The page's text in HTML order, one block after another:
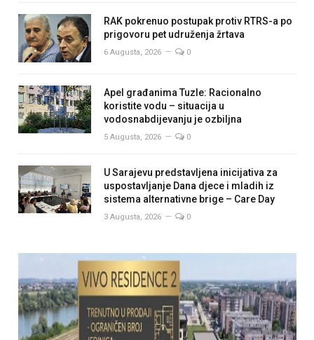
RAK pokrenuo postupak protiv RTRS-a po
prigovoru pet udruženja žrtava
6 Augusta, 2026 0
Apel građanima Tuzle: Racionalno
koristite vodu – situacija u
vodosnabdijevanju je ozbiljna
5 Augusta, 2026 0
U Sarajevu predstavljena inicijativa za
uspostavljanje Dana djece i mladih iz
sistema alternativne brige – Care Day
3 Augusta, 2026 0